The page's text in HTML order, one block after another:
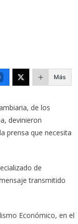
Más
de los
devinieron
prensa que necesita
de
transmitido
Económico, en el